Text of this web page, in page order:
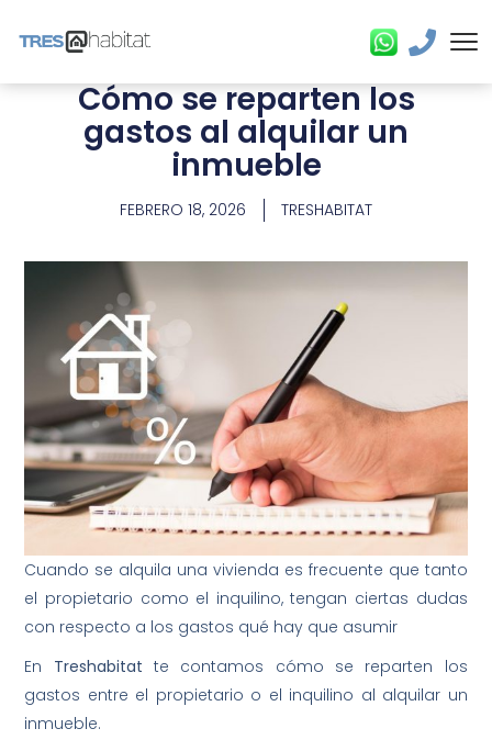
Cómo se reparten los
gastos al alquilar un
inmueble
FEBRERO 18, 2026 TRESHABITAT
Cuando se alquila una vivienda es frecuente que tanto
el propietario como el inquilino, tengan ciertas dudas
con respecto a los gastos qué hay que asumir
En Treshabitat te contamos cómo se reparten los
gastos entre el propietario o el inquilino al alquilar un
inmueble.